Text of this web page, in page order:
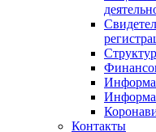
Контакты